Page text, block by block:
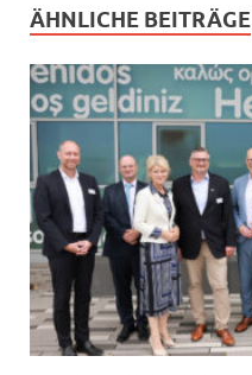
ÄHNLICHE BEITRÄGE